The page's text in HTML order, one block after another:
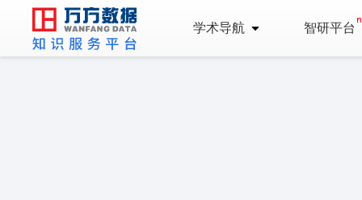
学术导航 智研平台